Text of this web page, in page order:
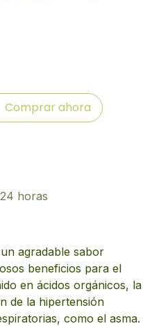
Comprar ahora
horas
agradable sabor
beneficios para el
en ácidos orgánicos, la
de la hipertensión
como el asma.